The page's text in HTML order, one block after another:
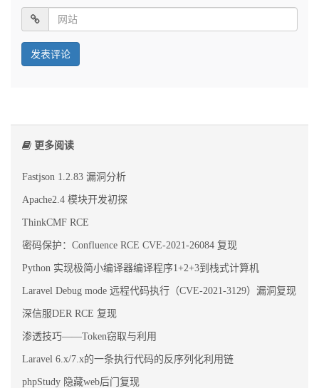
更多阅读
Fastjson 1.2.83 漏洞分析
Apache2.4 模块开发初探
ThinkCMF RCE
密码保护：Confluence RCE CVE-2021-26084 复现
Python 实现极简小编译器编译程序1+2+3到栈式计算机
Laravel Debug mode 远程代码执行（CVE-2021-3129）漏洞复现
深信服DER RCE 复现
渗透技巧——Token窃取与利用
Laravel 6.x/7.x的一条执行代码的反序列化利用链
phpStudy 隐藏web后门复现